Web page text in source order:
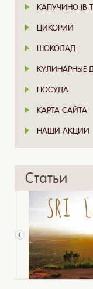
КАПУЧИНО (В
ЦИКОРИЙ
ШОКОЛАД
КУЛИНАРНЫЕ
ПОСУДА
КАРТА САЙТА
НАШИ АКЦИИ
Статьи